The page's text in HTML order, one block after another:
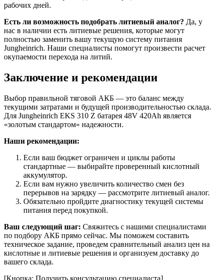
рабочих дней.
Есть ли возможность подобрать литиевый аналог? Да, у
нас в наличии есть литиевые решения, которые могут
полностью заменить вашу текущую систему питания
Jungheinrich. Наши специалисты помогут произвести расчет
окупаемости перехода на литий.
Заключение и рекомендации
Выбор правильной тяговой АКБ — это баланс между
текущими затратами и будущей производительностью склада.
Для Jungheinrich EKS 310 Z батарея 48V 420Ah является
«золотым стандартом» надежности.
Наши рекомендации:
Если ваш бюджет ограничен и циклы работы
стандартные — выбирайте проверенный кислотный
аккумулятор.
Если вам нужно увеличить количество смен без
перерывов на зарядку — рассмотрите литиевый аналог.
Обязательно пройдите диагностику текущей системы
питания перед покупкой.
Ваш следующий шаг: Свяжитесь с нашими специалистами
по подбору АКБ прямо сейчас. Мы поможем составить
техническое задание, проведем сравнительный анализ цен на
кислотные и литиевые решения и организуем доставку до
вашего склада.
[Кнопка: Получить консультацию специалиста]